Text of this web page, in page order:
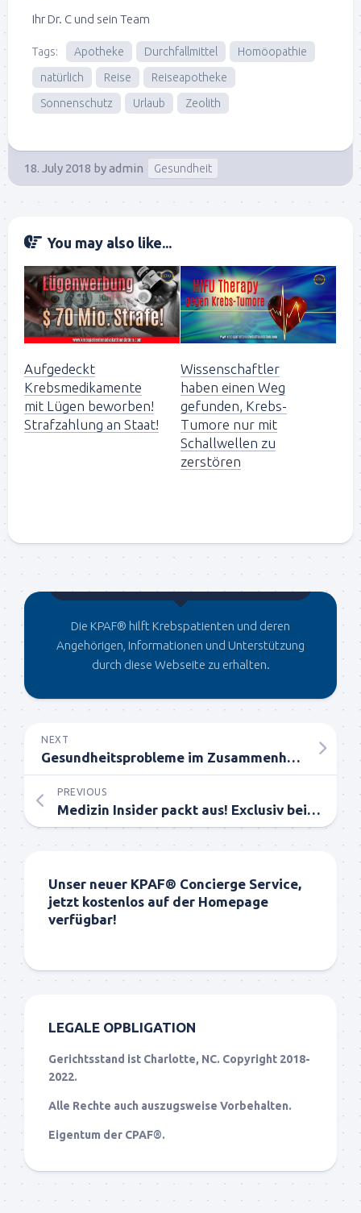
Ihr Dr. C und sein Team
Tags: Apotheke Durchfallmittel
Homöopathie
natürlich
Reise
Reiseapotheke
Sonnenschutz
Urlaub Zeolith
18. July 2018 byadmin Gesundheit
You may also like...
Aufgedeckt
Krebsmedikamente
mit Lügen beworben!
Strafzahlung an Staat!
Wissenschaftler
haben einen Weg
gefunden, Krebs-
Tumore nur mit
Schallwellen zu
zerstören
Die KPAF® hilft Krebspatienten und deren
Angehörigen, Informationen und Unterstützung
durch diese Webseite zu erhalten.
NEXT
Gesundheitsprobleme im Zusammenhang mit Stress
PREVIOUS
Medizin Insider packt aus! Exclusiv bei Dr. Coldwell
Unser neuer KPAF® Concierge Service,
jetzt kostenlos auf der Homepage
verfügbar!
LEGALE OPBLIGATION
Gerichtsstand ist Charlotte, NC. Copyright 2018-
2022.
Alle Rechte auch auszugsweise Vorbehalten.
Eigentum der CPAF®.